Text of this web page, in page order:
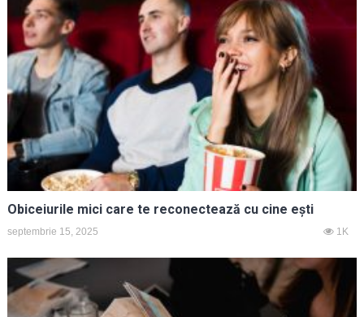
Obiceiurile mici care te reconectează cu cine ești
septembrie 15, 2025 1K